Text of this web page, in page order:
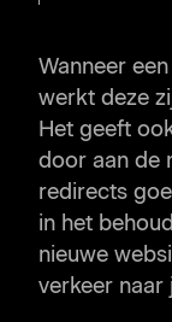
Wanneer
werkt deze
Het geeft
door aan de
redirects
in het
nieuwe
verkeer naar